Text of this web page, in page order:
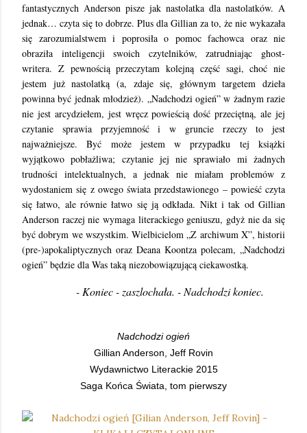
fantastycznych Anderson pisze jak nastolatka dla nastolatków. A
jednak… czyta się to dobrze. Plus dla Gillian za to, że nie wykazała
się zarozumialstwem i poprosiła o pomoc fachowca oraz nie
obraziła inteligencji swoich czytelników, zatrudniając ghost-
writera. Z pewnością przeczytam kolejną część sagi, choć nie
jestem już nastolatką (a, zdaje się, głównym targetem dzieła
powinna być jednak młodzież). „Nadchodzi ogień” w żadnym razie
nie jest arcydziełem, jest wręcz powieścią dość przeciętną, ale jej
czytanie sprawia przyjemność i w gruncie rzeczy to jest
najważniejsze. Być może jestem w przypadku tej książki
wyjątkowo pobłażliwa; czytanie jej nie sprawiało mi żadnych
trudności intelektualnych, a jednak nie miałam problemów z
wydostaniem się z owego świata przedstawionego – powieść czyta
się łatwo, ale równie łatwo się ją odkłada. Nikt i tak od Gillian
Anderson raczej nie wymaga literackiego geniuszu, gdyż nie da się
być dobrym we wszystkim. Wielbicielom „Z archiwum X”, historii
(pre-)apokaliptycznych oraz Deana Koontza polecam, „Nadchodzi
ogień” będzie dla Was taką niezobowiązującą ciekawostką.
- Koniec - zaszlochała. - Nadchodzi koniec.
Nadchodzi ogień
Gillian Anderson, Jeff Rovin
Wydawnictwo Literackie 2015
Saga Końca Świata, tom pierwszy